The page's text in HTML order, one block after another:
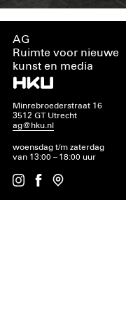
AG
Ruimte voor nieuwe
kunst en media
Minrebroederstraat 16
3512 GT Utrecht
ag@hku.nl
woensdag t/m zaterdag
van 13:00 – 18:00 uur